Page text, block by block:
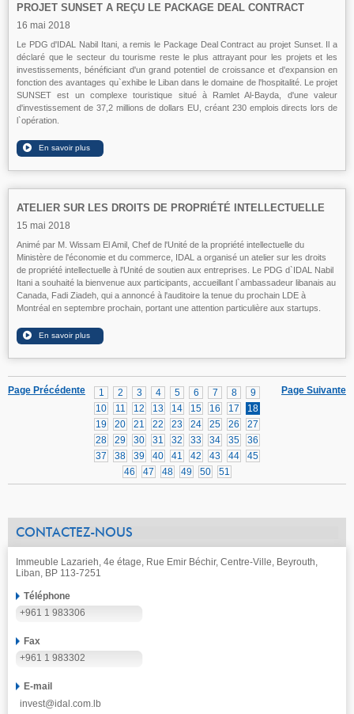
PROJET SUNSET A REÇU LE PACKAGE DEAL CONTRACT
16 mai 2018
Le PDG d'IDAL Nabil Itani, a remis le Package Deal Contract au projet Sunset. Il a
déclaré que le secteur du tourisme reste le plus attrayant pour les projets et les
investissements, bénéficiant d'un grand potentiel de croissance et d'expansion en
fonction des avantages qu`exhibe le Liban dans le domaine de l'hospitalité. Le projet
SUNSET est un complexe touristique situé à Ramlet Al-Bayda, d'une valeur
d'investissement de 37,2 millions de dollars EU, créant 230 emplois directs lors de
l`opération.
ATELIER SUR LES DROITS DE PROPRIÉTÉ INTELLECTUELLE
15 mai 2018
Animé par M. Wissam El Amil, Chef de l'Unité de la propriété intellectuelle du
Ministère de l'économie et du commerce, IDAL a organisé un atelier sur les droits
de propriété intellectuelle à l'Unité de soutien aux entreprises. Le PDG d`IDAL Nabil
Itani a souhaité la bienvenue aux participants, accueillant l`ambassadeur libanais au
Canada, Fadi Ziadeh, qui a annoncé à l'auditoire la tenue du prochain LDE à
Montréal en septembre prochain, portant une attention particulière aux startups.
Page Suivante
1 2 3 4 5 6 7 8
9
10
11 12 13 14 15 16 17
18
19
20 21 22 23 24 25 26
27
28
29 30 31 32 33 34 35
36
37
38 39 40 41 42 43 44
45
46
47 48 49 50 51
Page Précédente
CONTACTEZ-NOUS
Immeuble Lazarieh, 4e étage, Rue Emir Béchir, Centre-Ville, Beyrouth,
Liban, BP 113-7251
Téléphone
+961 1 983306
Fax
+961 1 983302
E-mail
invest@idal.com.lb